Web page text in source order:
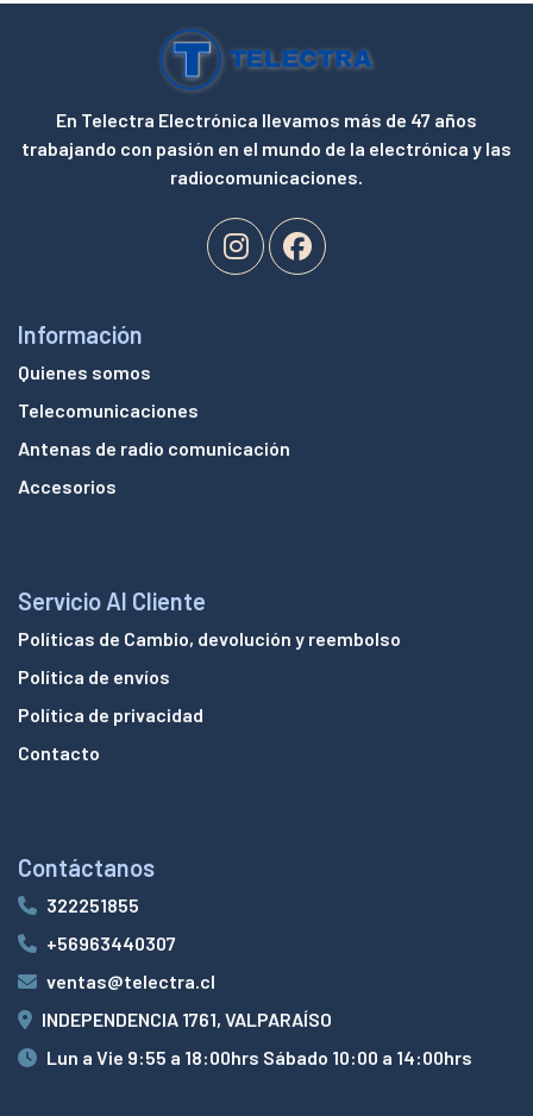
En Telectra Electrónica llevamos más de 47 años
trabajando con pasión en el mundo de la electrónica y las
radiocomunicaciones.
Información
Quienes somos
Telecomunicaciones
Antenas de radio comunicación
Accesorios
Servicio Al Cliente
Políticas de Cambio, devolución y reembolso
Política de envíos
Política de privacidad
Contacto
Contáctanos
322251855
+56963440307
ventas@telectra.cl
INDEPENDENCIA 1761, VALPARAÍSO
Lun a Vie 9:55 a 18:00hrs Sábado 10:00 a 14:00hrs